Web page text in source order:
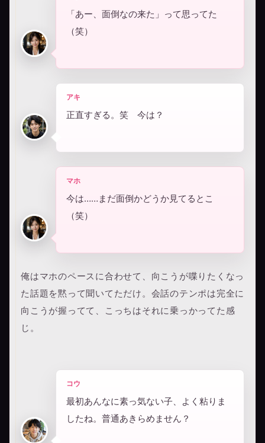
「あー、面倒なの来た」って思ってた
（笑）
アキ
正直すぎる。笑 今は？
マホ
今は……まだ面倒かどうか見てるとこ
（笑）
俺はマホのペースに合わせて、向こうが喋りたくなっ
た話題を黙って聞いてただけ。会話のテンポは完全に
向こうが握ってて、こっちはそれに乗っかってた感
じ。
コウ
最初あんなに素っ気ない子、よく粘りま
したね。普通あきらめません？